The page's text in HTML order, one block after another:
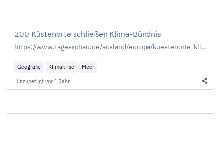
200 Küstenorte schließen Klima-Bündnis
https://www.tagesschau.de/ausland/europa/kuestenorte-klima-buendnis-100.html
Geografie Klimakrise
Meer
Hinzugefügt vor 1 Jahr